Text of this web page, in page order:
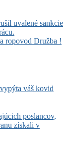
uvalené sankcie
ropovod Družba !
váš kovid
poslancov,
získali v